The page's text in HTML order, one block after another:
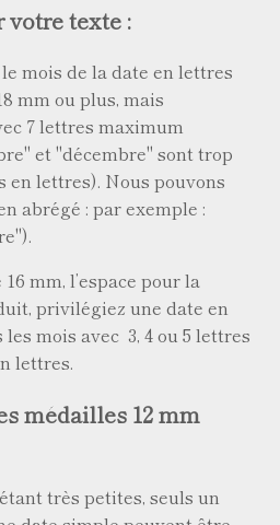
votre texte :
mois de la date en lettres
mm ou plus, mais
7 lettres maximum
et "décembre" sont trop
en lettres). Nous pouvons
abrégé : par exemple :
mm, l’espace pour la
privilégiez une date en
mois avec 3, 4 ou 5 lettres
lettres.
médailles 12 mm
très petites, seuls un